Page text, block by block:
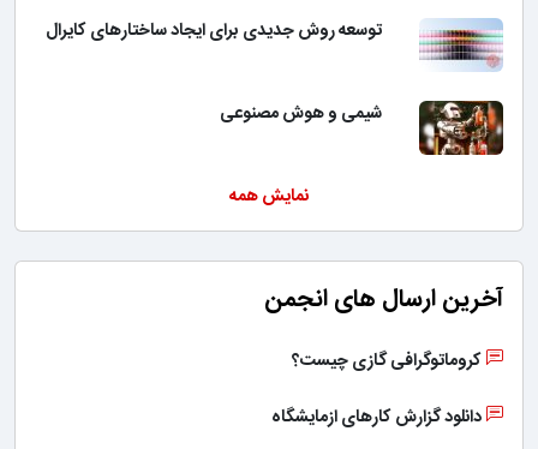
توسعه روش جدیدی برای ایجاد ساختارهای کایرال
شیمی و هوش مصنوعی
نمایش همه
آخرین ارسال های انجمن
کروماتوگرافی گازی چیست؟
دانلود گزارش کارهای ازمایشگاه